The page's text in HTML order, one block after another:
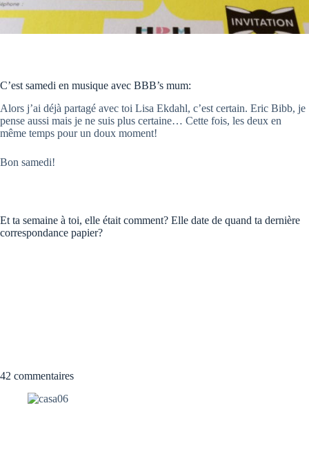
C’est samedi en musique avec BBB’s mum:
Alors j’ai déjà partagé avec toi Lisa Ekdahl, c’est certain. Eric Bibb, je
pense aussi mais je ne suis plus certaine… Cette fois, les deux en
même temps pour un doux moment!
Bon samedi!
Et ta semaine à toi, elle était comment? Elle date de quand ta dernière
correspondance papier?
42 commentaires